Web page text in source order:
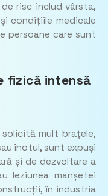
risc includ vârsta,
condițiile medicale
persoane care sunt
fizică intensă
mult brațele,
înotul, sunt expuși
și de dezvoltare a
leziunea manșetei
în industria